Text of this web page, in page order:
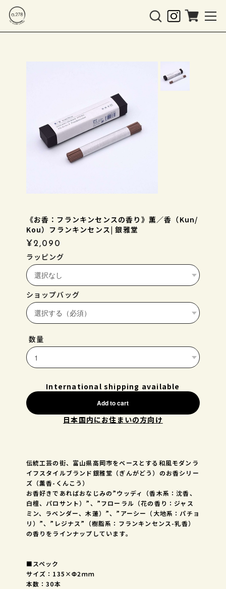
《お香：フランキンセンスの香り》薫／香（Kun/
Kou）フランキンセンス| 銀雅堂
¥2,090
ラッピング
ショップバッグ
数量
International shipping available
Add to cart
日本国内にお住まいの方向け
伝統工芸の街、富山県高岡市をベースとする和風モダンラ
イフスタイルブランド銀雅堂（ぎんがどう）のお香シリー
ズ（薫香-くんこう）
お香好きであればおなじみの”ウッディ（香木系：沈香、
白檀、パロサント）”、”フローラル（花の香り：ジャス
ミン、ラベンダー、木蓮）”、”アーシー（大地系：パチョ
リ）”、”レジナス”（樹脂系：フランキンセンス-乳香）
の香りをラインナップしています。
■スペック
サイズ：135×Φ2ｍｍ
本数：30本